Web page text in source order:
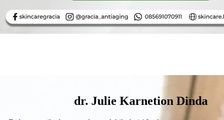
dr. Julie Karnetion Dinda